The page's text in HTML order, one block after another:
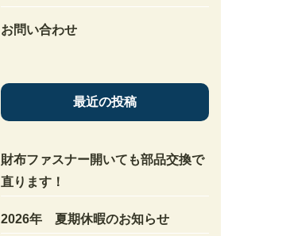
お問い合わせ
最近の投稿
財布ファスナー開いても部品交換で
直ります！
2026年 夏期休暇のお知らせ